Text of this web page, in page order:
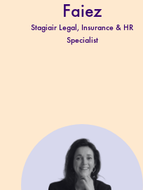
Faiez
Stagiair Legal, Insurance & HR
Specialist